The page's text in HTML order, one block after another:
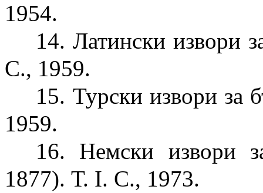
1954.
14. Латински извори
С., 1959.
15. Турски извори за
1959.
16. Немски извори
1877). Т. І. С., 1973.